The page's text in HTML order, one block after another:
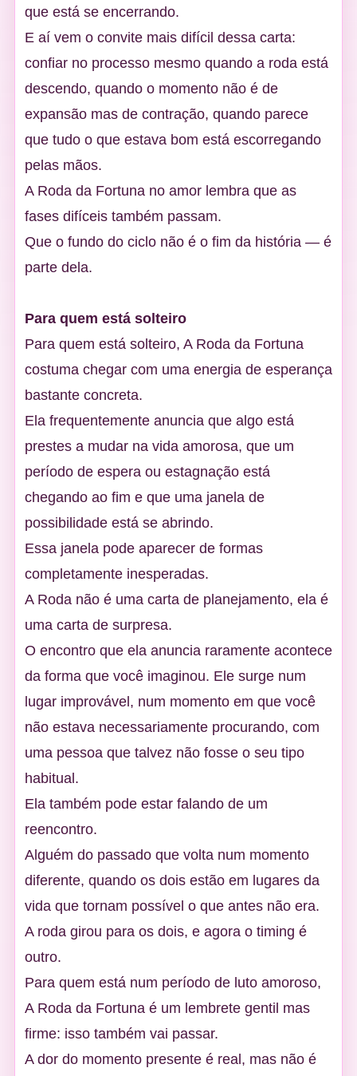
que está se encerrando.
E aí vem o convite mais difícil dessa carta:
confiar no processo mesmo quando a roda está
descendo, quando o momento não é de
expansão mas de contração, quando parece
que tudo o que estava bom está escorregando
pelas mãos.
A Roda da Fortuna no amor lembra que as
fases difíceis também passam.
Que o fundo do ciclo não é o fim da história — é
parte dela.
Para quem está solteiro
Para quem está solteiro, A Roda da Fortuna
costuma chegar com uma energia de esperança
bastante concreta.
Ela frequentemente anuncia que algo está
prestes a mudar na vida amorosa, que um
período de espera ou estagnação está
chegando ao fim e que uma janela de
possibilidade está se abrindo.
Essa janela pode aparecer de formas
completamente inesperadas.
A Roda não é uma carta de planejamento, ela é
uma carta de surpresa.
O encontro que ela anuncia raramente acontece
da forma que você imaginou. Ele surge num
lugar improvável, num momento em que você
não estava necessariamente procurando, com
uma pessoa que talvez não fosse o seu tipo
habitual.
Ela também pode estar falando de um
reencontro.
Alguém do passado que volta num momento
diferente, quando os dois estão em lugares da
vida que tornam possível o que antes não era.
A roda girou para os dois, e agora o timing é
outro.
Para quem está num período de luto amoroso,
A Roda da Fortuna é um lembrete gentil mas
firme: isso também vai passar.
A dor do momento presente é real, mas não é